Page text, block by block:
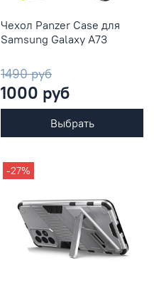
Чехол Panzer Case для
Samsung Galaxy A73
1490 руб
1000 руб
Выбрать
-27%